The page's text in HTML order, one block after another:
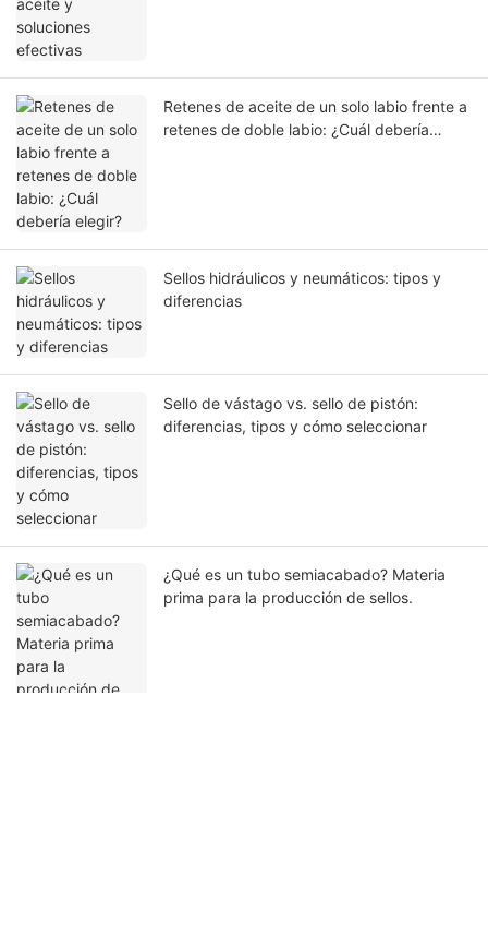
Retenes de aceite de un solo labio frente a
retenes de doble labio: ¿Cuál debería
Sellos hidráulicos y neumáticos: tipos y
diferencias
Sello de vástago vs. sello de pistón:
diferencias, tipos y cómo seleccionar
¿Qué es un tubo semiacabado? Materia
prima para la producción de sellos.